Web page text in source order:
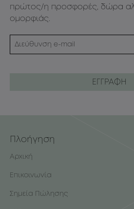
πρώτος/η προσφορές, δώρα
ομορφιάς.
Πλοήγηση
Αρχική
Επικοινωνία
Σημεία Πώλησης